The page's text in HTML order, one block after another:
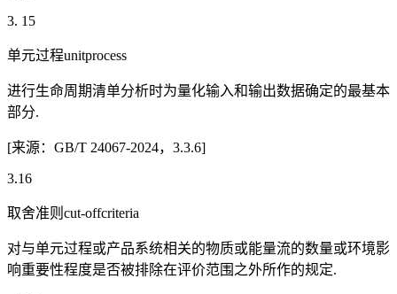
3. 15
单元过程unitprocess
进行生命周期清单分析时为量化输入和输出数据确定的最基本
部分.
[来源：GB/T 24067-2024，3.3.6]
3.16
取舍准则cut-offcriteria
对与单元过程或产品系统相关的物质或能量流的数量或环境影
响重要性程度是否被排除在评价范围之外所作的规定.